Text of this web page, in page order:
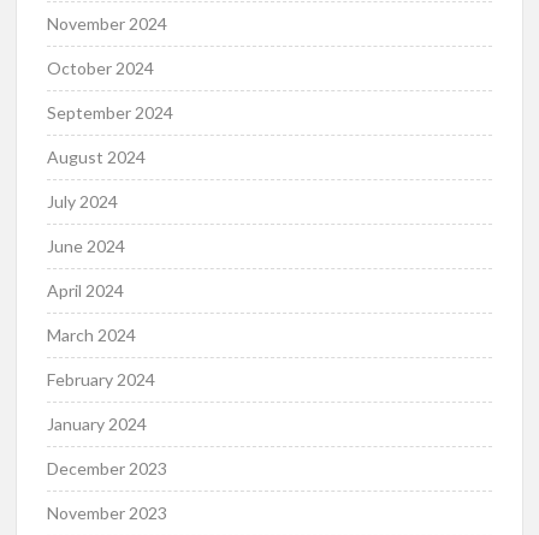
November 2024
October 2024
September 2024
August 2024
July 2024
June 2024
April 2024
March 2024
February 2024
January 2024
December 2023
November 2023